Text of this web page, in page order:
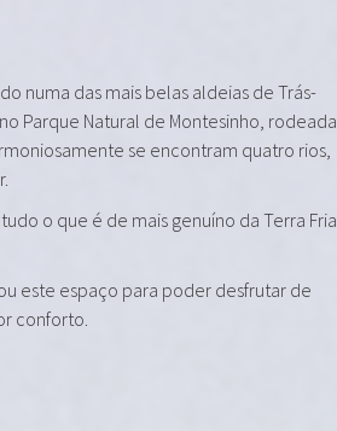
numa das mais belas aldeias de Trás-
Parque Natural de Montesinho, rodeada
se encontram quatro rios,
o que é de mais genuíno da Terra Fria
este espaço para poder desfrutar de
conforto.